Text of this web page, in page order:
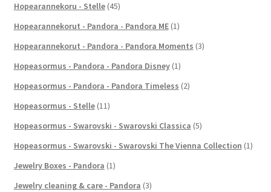
Hopearannekoru - Stelle (45)
Hopearannekorut - Pandora - Pandora ME (1)
Hopearannekorut - Pandora - Pandora Moments (3)
Hopeasormus - Pandora - Pandora Disney (1)
Hopeasormus - Pandora - Pandora Timeless (2)
Hopeasormus - Stelle (11)
Hopeasormus - Swarovski - Swarovski Classica (5)
Hopeasormus - Swarovski - Swarovski The Vienna Collection (1)
Jewelry Boxes - Pandora (1)
Jewelry cleaning & care - Pandora (3)